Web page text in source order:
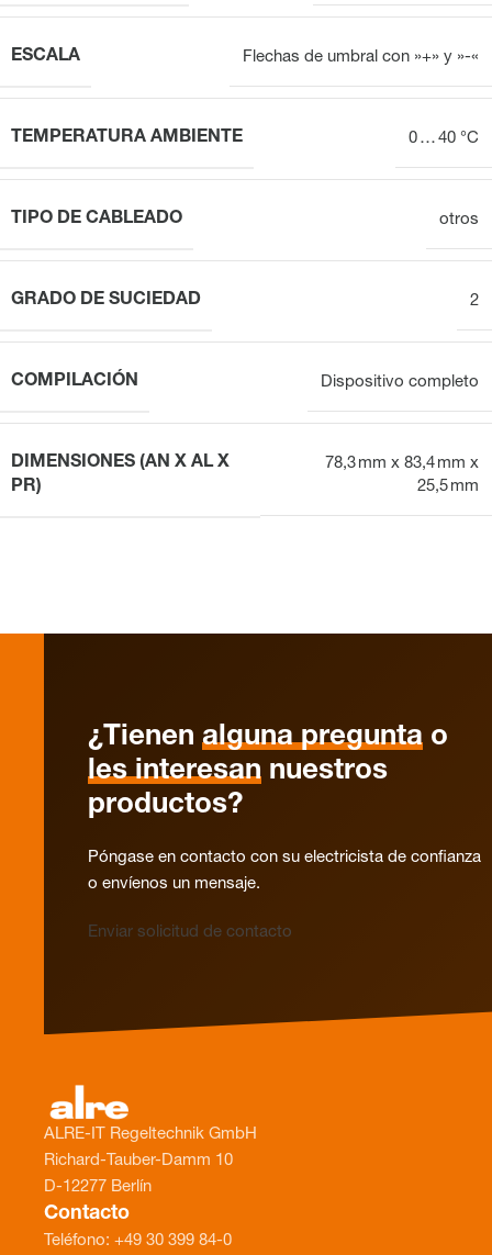
ESCALA Flechas de umbral con »+» y »-«
TEMPERATURA AMBIENTE 0 … 40 °C
TIPO DE CABLEADO otros
GRADO DE SUCIEDAD 2
COMPILACIÓN Dispositivo completo
DIMENSIONES (AN X AL X
PR)
78,3 mm x 83,4 mm x
25,5 mm
¿Tienen alguna pregunta o
les interesan nuestros
productos?
Póngase en contacto con su electricista de confianza
o envíenos un mensaje.
Enviar solicitud de contacto
ALRE-IT Regeltechnik GmbH
Richard-Tauber-Damm 10
D-12277 Berlín
Contacto
Teléfono: +49 30 399 84-0